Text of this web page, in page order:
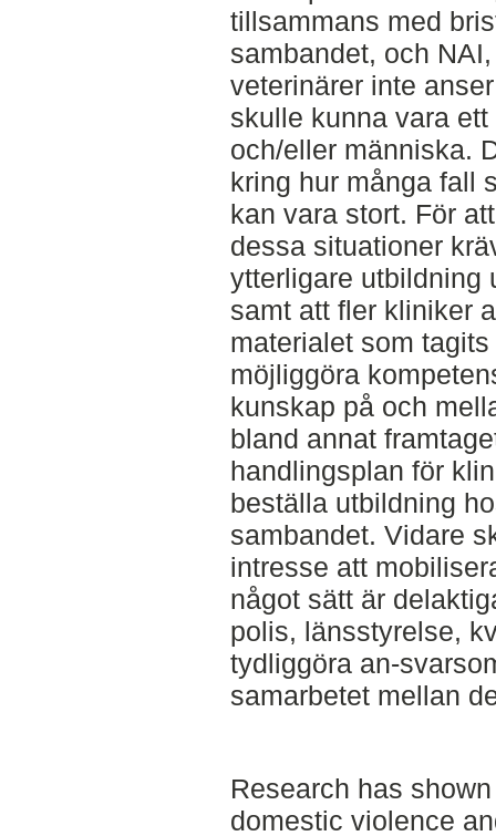
tillsammans med
sambandet, och
veterinärer inte
skulle kunna vara
och/eller människa.
kring hur många fall
kan vara stort. För
dessa situationer
ytterligare utbildning
samt att fler kliniker
materialet som
möjliggöra
kunskap på och
bland annat
handlingsplan för
beställa utbildning
sambandet. Vidare
intresse att
något sätt är
polis, länsstyrelse,
tydliggöra an-
samarbetet mellan
Research has
domestic violence